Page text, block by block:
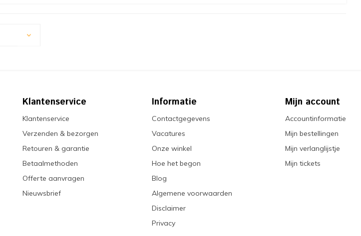
Klantenservice
Klantenservice
Verzenden & bezorgen
Retouren & garantie
Betaalmethoden
Offerte aanvragen
Nieuwsbrief
Informatie
Contactgegevens
Vacatures
Onze winkel
Hoe het begon
Blog
Algemene voorwaarden
Disclaimer
Privacy
Mijn account
Accountinformatie
Mijn bestellingen
Mijn verlanglijstje
Mijn tickets